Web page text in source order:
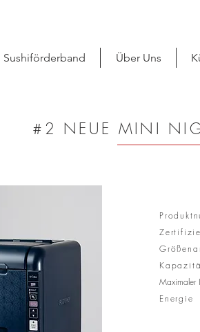
Sushiförderband Über Uns
#2 NEUE MINI
Maximaler
Energie